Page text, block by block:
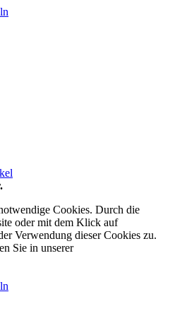
Cookies. Durch die
oder mit dem Klick auf
Verwendung dieser Cookies zu.
Sie in unserer